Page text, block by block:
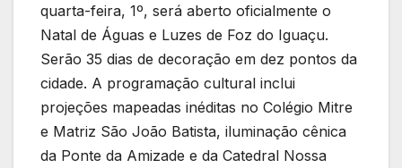
quarta-feira, 1º, será aberto oficialmente o
Natal de Águas e Luzes de Foz do Iguaçu.
Serão 35 dias de decoração em dez pontos da
cidade. A programação cultural inclui
projeções mapeadas inéditas no Colégio Mitre
e Matriz São João Batista, iluminação cênica
da Ponte da Amizade e da Catedral Nossa